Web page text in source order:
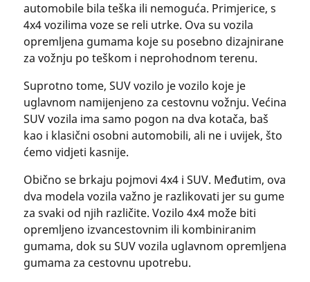
automobile bila teška ili nemoguća. Primjerice, s
4x4 vozilima voze se reli utrke. Ova su vozila
opremljena gumama koje su posebno dizajnirane
za vožnju po teškom i neprohodnom terenu.
Suprotno tome, SUV vozilo je vozilo koje je
uglavnom namijenjeno za cestovnu vožnju. Većina
SUV vozila ima samo pogon na dva kotača, baš
kao i klasični osobni automobili, ali ne i uvijek, što
ćemo vidjeti kasnije.
Obično se brkaju pojmovi 4x4 i SUV. Međutim, ova
dva modela vozila važno je razlikovati jer su gume
za svaki od njih različite. Vozilo 4x4 može biti
opremljeno izvancestovnim ili kombiniranim
gumama, dok su SUV vozila uglavnom opremljena
gumama za cestovnu upotrebu.